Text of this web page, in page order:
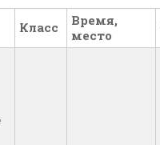
Класс
Время,
место